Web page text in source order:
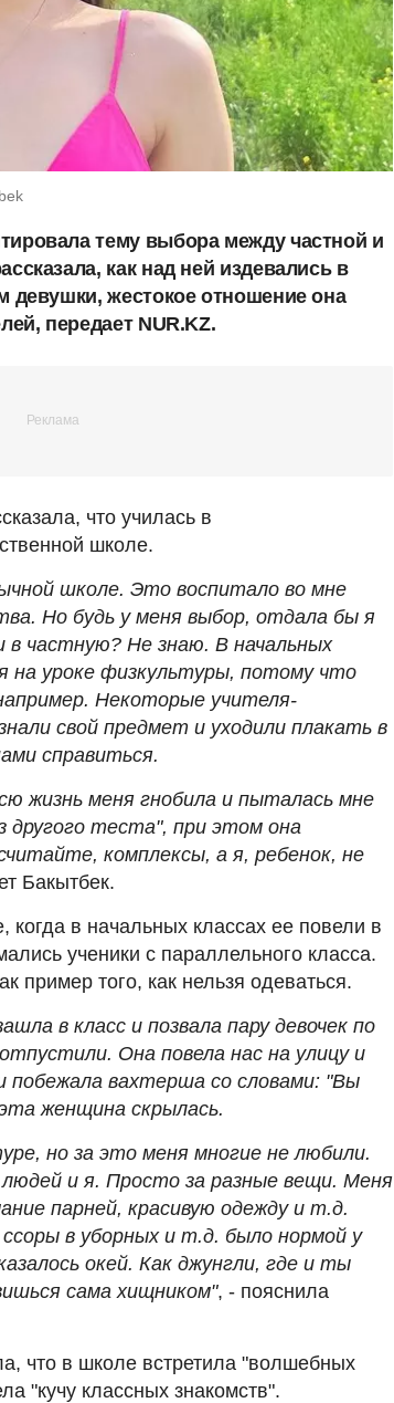
тему выбора между частной и
как над ней издевались в
девушки, жестокое отношение она
передает NUR.KZ.
что училась в
школе.
школе. Это воспитало во мне
Но будь у меня выбор, отдала бы я
в частную? Не знаю. В начальных
на уроке физкультуры, потому что
Некоторые учителя-
свой предмет и уходили плакать в
справиться.
жизнь меня гнобила и пыталась мне
другого теста", при этом она
комплексы, а я, ребенок, не
Бакытбек.
когда в начальных классах ее повели в
ученики с параллельного класса.
пример того, как нельзя одеваться.
в класс и позвала пару девочек по
Она повела нас на улицу и
побежала вахтерша со словами: "Вы
женщина скрылась.
но за это меня многие не любили.
людей и я. Просто за разные вещи. Меня
парней, красивую одежду и т.д.
в уборных и т.д. было нормой у
окей. Как джунгли, где и ты
сама хищником", - пояснила
что в школе встретила "волшебных
"кучу классных знакомств".